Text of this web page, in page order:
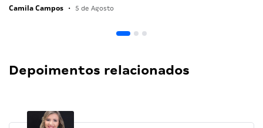
Camila Campos • 5 de Agosto
Depoimentos relacionados